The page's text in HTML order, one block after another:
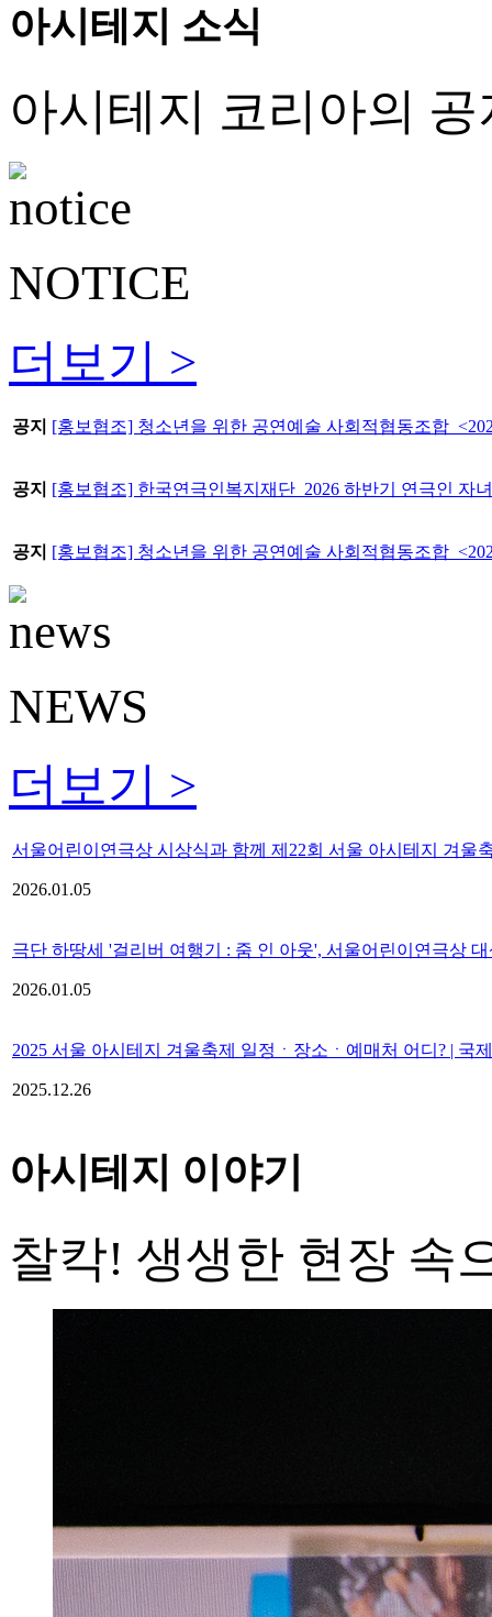
아시테지 소식
아시테지 코리아의
NOTICE
더보기 >
공지 [홍보협조] 청소년을 위한 공연예술 사회적협동조합
공지 [홍보협조] 한국연극인복지재단_2026 하반기 연극인 자
공지 [홍보협조] 청소년을 위한 공연예술 사회적협동조합
NEWS
더보기 >
서울어린이연극상 시상식과 함께 제22회 서울 아시테지 겨울
2026.01.05
극단 하땅세 '걸리버 여행기 : 줌 인 아웃', 서울어린이연극상
2026.01.05
2025 서울 아시테지 겨울축제 일정ㆍ장소ㆍ예매처 어디? | 국
2025.12.26
아시테지 이야기
찰칵! 생생한 현장 속